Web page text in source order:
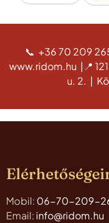
📞 +36 70 209
www.ridom.hu | 📍
u. 2. |
Mobil: 06-70-209-
Email: info@ridom.hu